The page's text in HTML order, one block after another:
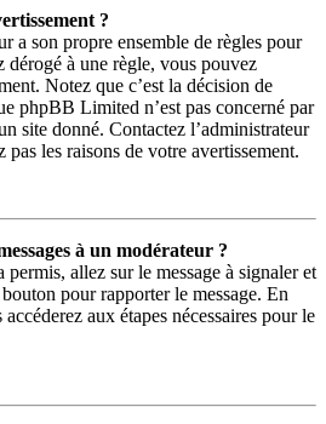
?
a son propre ensemble de règles pour
dérogé à une règle, vous pouvez
Notez que c’est la décision de
phpBB Limited n’est pas concerné par
site donné. Contactez l’administrateur
pas les raisons de votre avertissement.
à un modérateur ?
permis, allez sur le message à signaler et
pour rapporter le message. En
aux étapes nécessaires pour le